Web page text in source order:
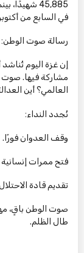
في السابع من أكتوبر 2023.
رسالة صوت الوطن:
إن غزة اليوم
مشاركة فيها. صوت
العالمي؟ أين
نُجدد النداء:
وقف العدوان فورًا.
فتح ممرات
تقديم قادة
صوت الوطن باقٍ،
طال الظلم.